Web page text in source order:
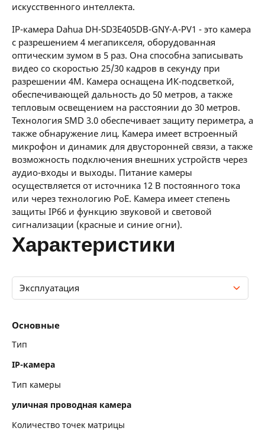
искусственного интеллекта.
IP-камера Dahua DH-SD3E405DB-GNY-A-PV1 - это камера
с разрешением 4 мегапикселя, оборудованная
оптическим зумом в 5 раз. Она способна записывать
видео со скоростью 25/30 кадров в секунду при
разрешении 4М. Камера оснащена ИК-подсветкой,
обеспечивающей дальность до 50 метров, а также
тепловым освещением на расстоянии до 30 метров.
Технология SMD 3.0 обеспечивает защиту периметра, а
также обнаружение лиц. Камера имеет встроенный
микрофон и динамик для двусторонней связи, а также
возможность подключения внешних устройств через
аудио-входы и выходы. Питание камеры
осуществляется от источника 12 В постоянного тока
или через технологию PoE. Камера имеет степень
защиты IP66 и функцию звуковой и световой
сигнализации (красные и синие огни).
характеристики
Эксплуатация
Хранение данных
Конструкция
Размеры и вес
Основные
Тип
IP-камера
Тип камеры
уличная проводная камера
Количество точек матрицы